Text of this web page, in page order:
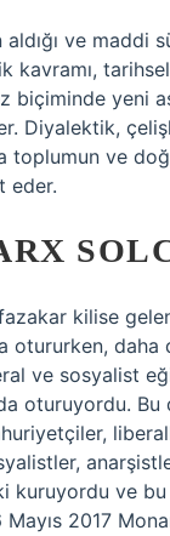
aldığı ve maddi
kavramı,
biçiminde yeni
Diyalektik,
toplumun ve
eder.
kilise
otururken, daha
ve sosyalist
oturuyordu. Bu
kuruyordu ve
2017